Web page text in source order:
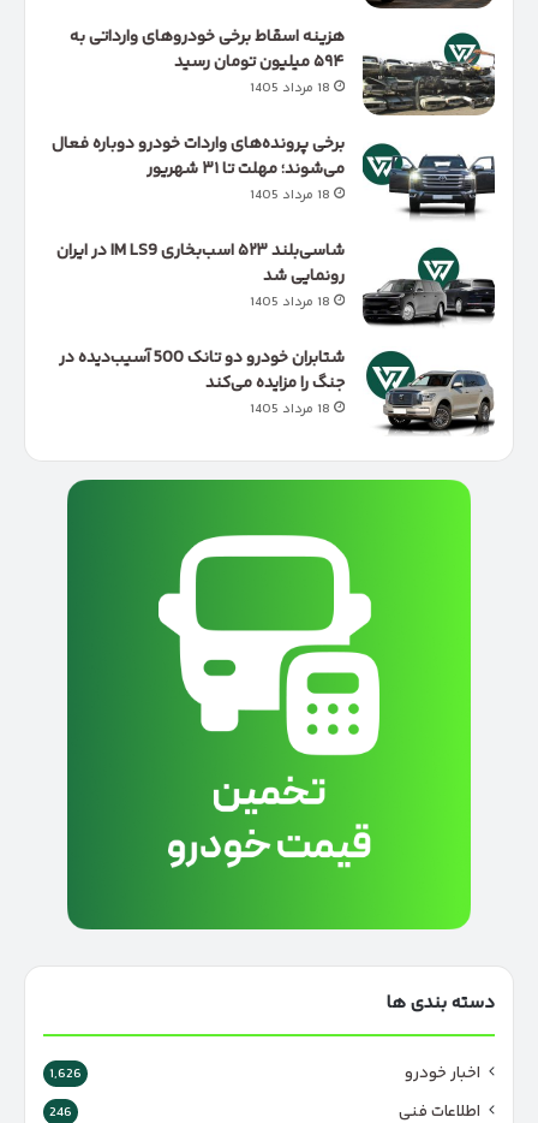
هزینه اسقاط برخی خودروهای وارداتی به
۵۹۴ میلیون تومان رسید
18 مرداد 1405
برخی پرونده‌های واردات خودرو دوباره فعال
می‌شوند؛ مهلت تا ۳۱ شهریور
18 مرداد 1405
شاسی‌بلند ۵۲۳ اسب‌بخاری IM LS9 در ایران
رونمایی شد
18 مرداد 1405
شتابران خودرو دو تانک 500 آسیب‌دیده در
جنگ را مزایده می‌کند
18 مرداد 1405
دسته بندی ها
اخبار خودرو 1,626
اطلاعات فنی 246